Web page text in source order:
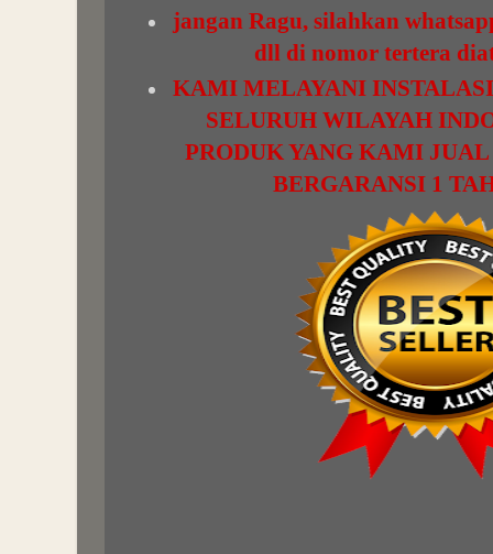
jangan Ragu, silahkan
dll di nomor tertera
KAMI MELAYANI
SELURUH WILAYAH
PRODUK YANG KAMI
BERGARANSI 1